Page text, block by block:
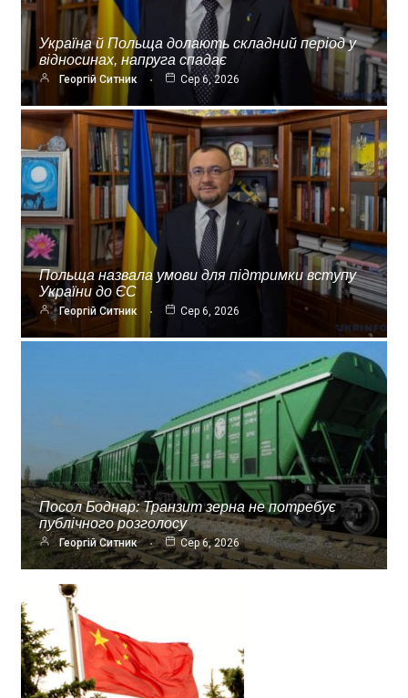
Україна й Польща долають складний період у
відносинах, напруга спадає
Георгій Ситник Сер 6, 2026
Польща назвала умови для підтримки вступу
України до ЄС
Георгій Ситник Сер 6, 2026
Посол Боднар: Транзит зерна не потребує
публічного розголосу
Георгій Ситник Сер 6, 2026